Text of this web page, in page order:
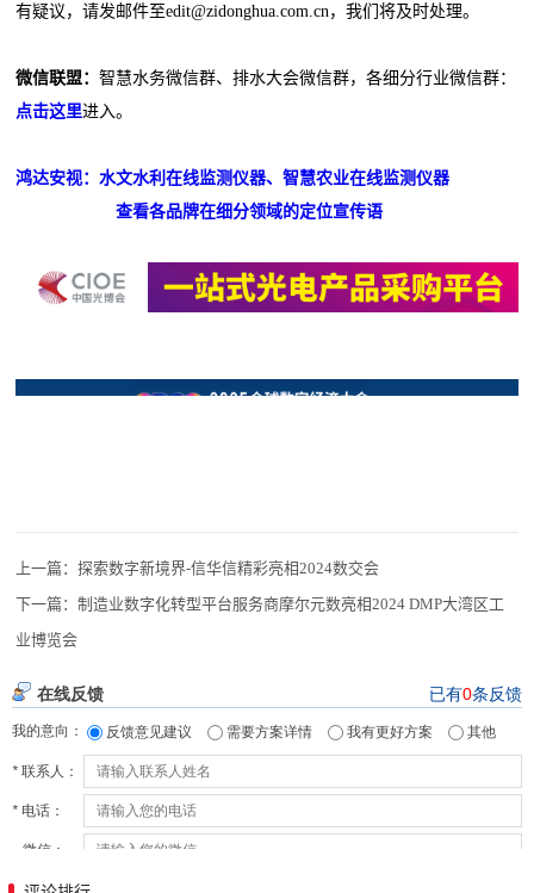
有疑议，请发邮件至edit@zidonghua.com.cn，我们将及时处理。
微信联盟：智慧水务微信群、排水大会微信群，各细分行业微信群：
点击这里进入。
鸿达安视：水文水利在线监测仪器、智慧农业在线监测仪器
查看各品牌在细分领域的定位宣传语
上一篇：探索数字新境界-信华信精彩亮相2024数交会
下一篇：制造业数字化转型平台服务商摩尔元数亮相2024 DMP大湾区工
业博览会